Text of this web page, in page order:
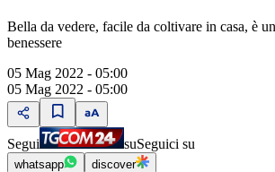
Bella da vedere, facile da coltivare in casa, è
benessere
05 Mag 2022 - 05:00
05 Mag 2022 - 05:00
Segui suSeguici su
whatsapp discover